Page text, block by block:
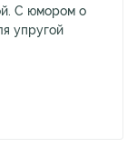
С юмором о
упругой